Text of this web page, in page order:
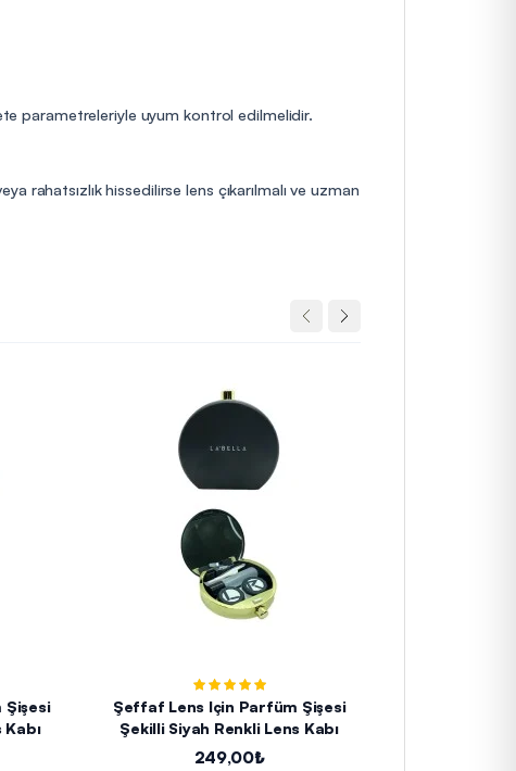
parametreleriyle uyum kontrol edilmelidir.
rahatsızlık hissedilirse lens çıkarılmalı ve uzman
Şişesi
Şeffaf Lens Için Parfüm Şişesi
Şekilli Siyah Renkli Lens Kabı
249,00₺